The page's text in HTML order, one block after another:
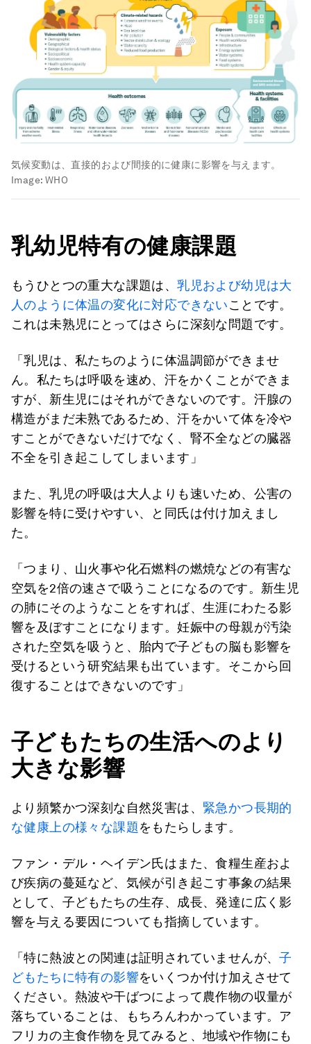
気候変動は、直接的および間接的に健康に影響を与えます。
Image: WHO
乳幼児特有の健康課題
もうひとつの重大な課題は、乳児および幼児は大
人のように体温の変化に対応できないことです。
これは未熟児にとってはさらに深刻な問題です。
「乳児は、私たちのように体温調節ができませ
ん。私たちは呼吸を速め、汗をかくことができま
すが、新生児にはそれができないのです。汗腺の
構造がまだ未熟であるため、汗をかいて体を冷や
すことができないだけでなく、腎不全などの臓器
不全を引き起こしてしまいます」
また、乳児の呼吸は大人よりも速いため、公害の
影響を特に受けやすい、と同氏は付け加えまし
た。
「つまり、山火事や化石燃料の燃焼などの有害な
空気を2倍の速さで吸うことになるのです。新生児
の肺にそのようなことをすれば、生涯にわたる影
響を及ぼすことになります。妊娠中の母親が汚染
された空気を吸うと、胎内で子どもの脳も影響を
受けるという研究結果も出ています。そこから回
復することはできないのです」
子どもたちの生活へのより
大きな影響
より頻繁かつ深刻な自然災害は、 緊急かつ長期的
な健康上の様々な課題をもたらします。
ファン・デル・ヘイデン氏はまた、食糧生産およ
び疾病の蔓延など、気候が引き起こす事象の結果
として、子どもたちの生存、成長、発達に広く影
響を与える要因についても指摘しています。
「特に熱波との関連は証明されていませんが、子
どもたちに特有の影響をいくつか付け加えさせて
ください。熱波や干ばつによって農作物の収量が
落ちていることは、もちろんわかっています。ア
フリカの主食作物を見てみると、地域や作物にも